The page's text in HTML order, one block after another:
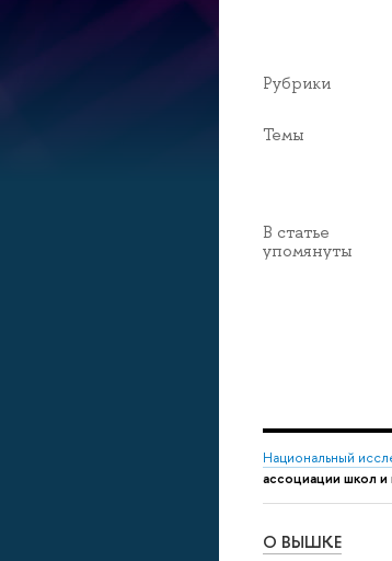
Рубрики
Темы
В статье
упомянуты
Национальный
ассоциации школ и
О ВЫШКЕ